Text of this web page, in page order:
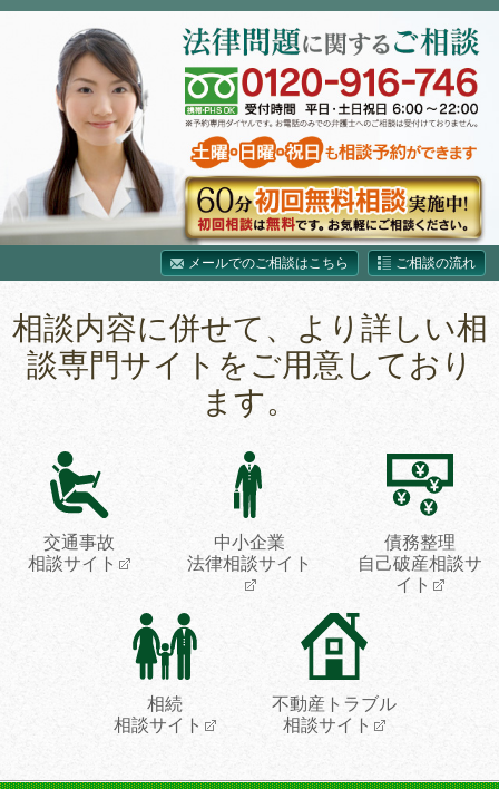
メールでのご相談はこちら ご相談の流れ
相談内容に併せて、より詳しい相
談専門サイトをご用意しており
ます。
交通事故
相談サイト
中小企業
法律相談サイト
債務整理
自己破産相談サ
イト
相続
相談サイト
不動産トラブル
相談サイト